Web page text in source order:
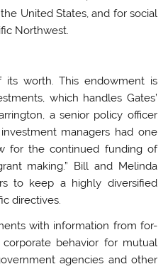
United States, and for social
Northwest.
worth. This endowment is
which handles Gates’
a senior policy officer
managers had one
for the continued funding of
making.” Bill and Melinda
to keep a highly diversified
directives.
with information from for-
behavior for mutual
agencies and other